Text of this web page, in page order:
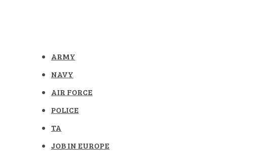
ARMY
NAVY
AIR FORCE
POLICE
TA
JOB IN EUROPE